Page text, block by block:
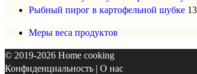
Рыбный пирог в картофельной шубке
Меры веса продуктов
© 2019-2026 Home cooking
Конфиденциальность | О нас